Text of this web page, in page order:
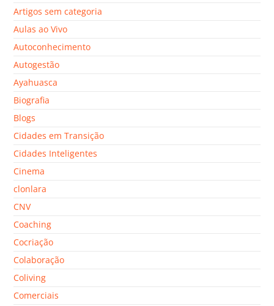
Artigos sem categoria
Aulas ao Vivo
Autoconhecimento
Autogestão
Ayahuasca
Biografia
Blogs
Cidades em Transição
Cidades Inteligentes
Cinema
clonlara
CNV
Coaching
Cocriação
Colaboração
Coliving
Comerciais